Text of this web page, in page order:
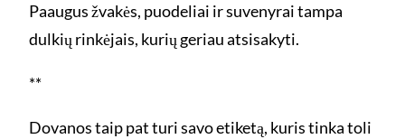
Paaugus žvakės, puodeliai ir suvenyrai tampa
dulkių rinkėjais, kurių geriau atsisakyti.
**
Dovanos taip pat turi savo etiketą, kuris tinka toli